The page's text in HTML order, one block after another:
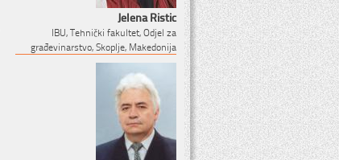
Jelena Ristic
IBU, Tehnički fakultet, Odjel za
građevinarstvo, Skoplje, Makedonija